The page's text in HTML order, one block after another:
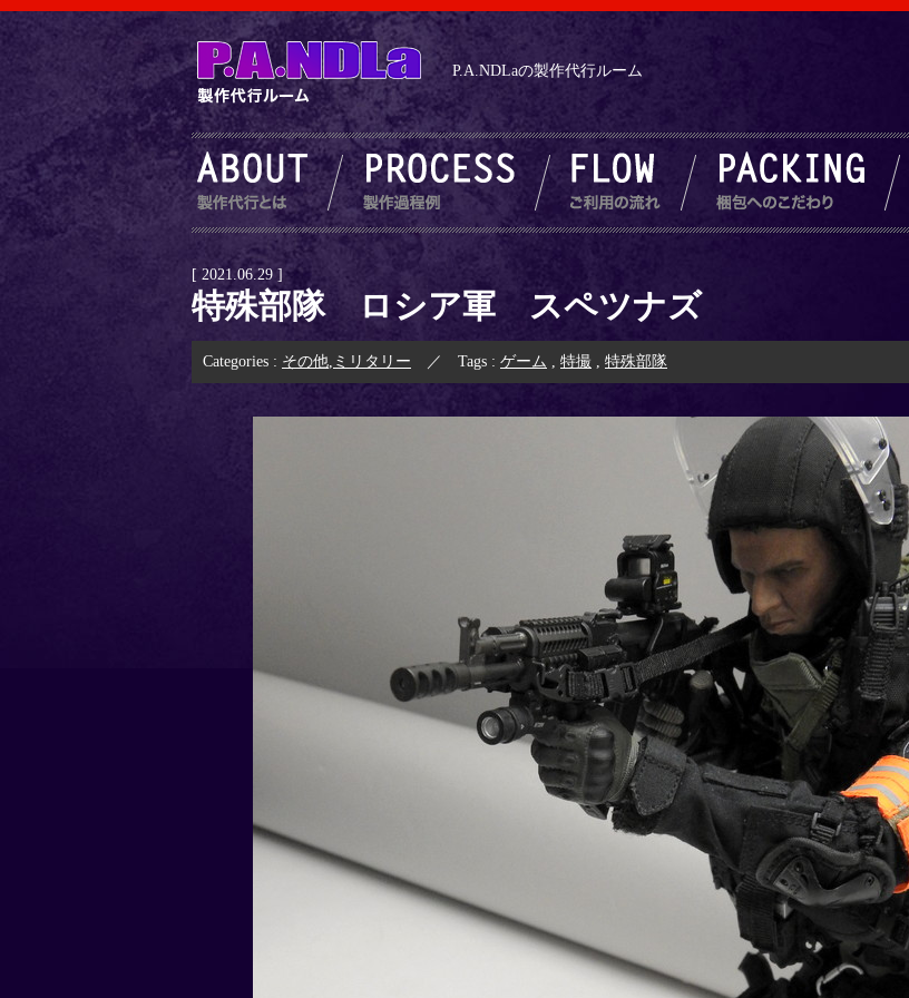
P.A.NDLaの製作代行ルーム
[ 2021.06.29 ]
特殊部隊 ロシア軍 スペツナズ
Categories : その他, ミリタリー ／ Tags : ゲーム , 特撮 , 特殊部隊